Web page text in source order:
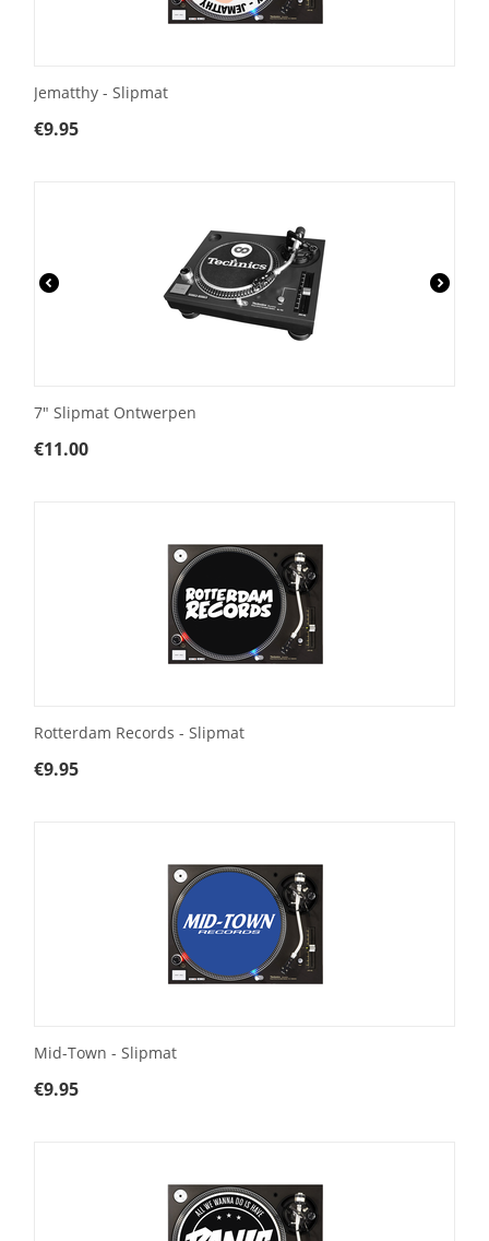
Jematthy - Slipmat
€9.95
7" Slipmat Ontwerpen
€11.00
Rotterdam Records - Slipmat
€9.95
Mid-Town - Slipmat
€9.95